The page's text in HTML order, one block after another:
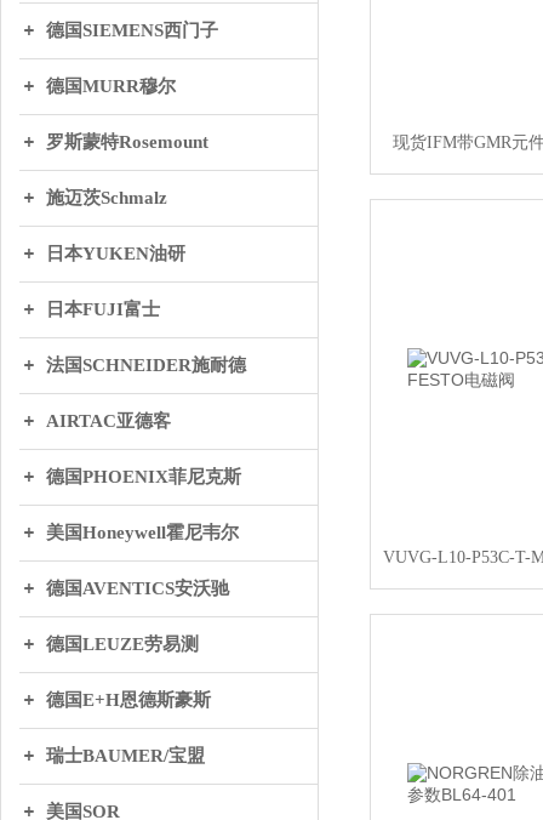
德国SIEMENS西门子
德国MURR穆尔
罗斯蒙特Rosemount
施迈茨Schmalz
日本YUKEN油研
日本FUJI富士
法国SCHNEIDER施耐德
AIRTAC亚德客
德国PHOENIX菲尼克斯
美国Honeywell霍尼韦尔
德国AVENTICS安沃驰
德国LEUZE劳易测
德国E+H恩德斯豪斯
瑞士BAUMER/宝盟
美国SOR
现货IFM带GMR元